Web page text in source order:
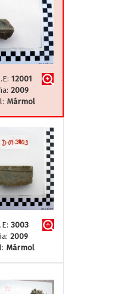
12001
2009
Mármol
3003
2009
Mármol